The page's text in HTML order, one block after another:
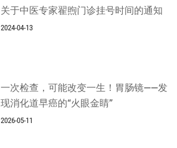
关于中医专家翟煦门诊挂号时间的通知
2024-04-13
一次检查，可能改变一生！胃肠镜——发
现消化道早癌的“火眼金睛”
2026-05-11